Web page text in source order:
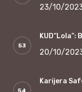
23/10/
KUD“Lola”:
20/10/
Karijera